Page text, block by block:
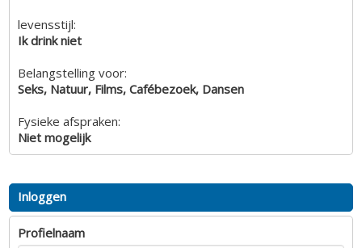
levensstijl:
Ik drink niet
Belangstelling voor:
Seks, Natuur, Films, Cafébezoek, Dansen
Fysieke afspraken:
Niet mogelijk
Inloggen
Profielnaam